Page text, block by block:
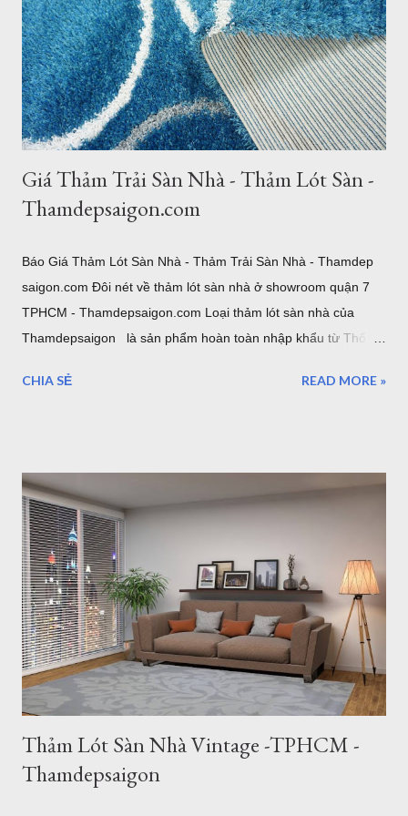
chuột sang trọng Thảm Đẹp Sài Gòn Mẫu thảm tròn đường
kính 3m cỡ lớn đủ để bạn đặt bộ bàn ăn cho 4 người một cách
thoải mái. Cực kỳ sang trọng và hiện đại. 2. Thảm Chữ Nhật
Khổ Lớn – "Cân" Mọi Không Gian Phò...
Giá Thảm Trải Sàn Nhà - Thảm Lót Sàn -
Thamdepsaigon.com
Báo Giá Thảm Lót Sàn Nhà - Thảm Trải Sàn Nhà - Thamdep
saigon.com Đôi nét về thảm lót sàn nhà ở showroom quận 7
TPHCM - Thamdepsaigon.com Loại thảm lót sàn nhà của
Thamdepsaigon là sản phẩm hoàn toàn nhập khẩu từ Thổ
hiện đại, cổ điển. Được sử dụng trong phòng khách, phòng
trải sàn phòng khách hiện đại TPHCM thảm trải sàn phòng ngủ
đẹp TPHCM thảm trải sàn phòng khách đẹp TPHCM thảm
decor phòng ngủ TPHCM Thảm Đẹp Sài Gòn cung cấp 500
mẫu thảm trang trí, với chất lượng và giá thảm lót sàn nhà tốt
nhất thị trường hiện nay. Xem: Chất Lượng Thảm Lót Sàn -
Thamdepsaigon.com Chi tiết về giá thảm lót sàn nhà Giá
Thảm Lót Sàn lông Xù 0.80x1.80m: 1,800,000đ 1.20x1.80m:
2,600,000đ 1.60x2.30m: 4,500,000đ 2.00x2.80m: 6,700,000đ
...
CHIA SẺ READ MORE »
Thảm Lót Sàn Nhà Vintage -TPHCM -
Thamdepsaigon